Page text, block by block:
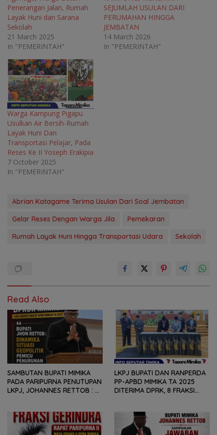
i
n
d
o
)
n
d
o
)
i
n
d
Penerangan Jalan, Rumah
Layak Huni dan Sarana
Sekolah
21 March 2025
In "PEMERINTAH"
SEJUMLAH USULAN DARI
PERUMAHAN HINGGA
JEMBATAN
14 March 2026
In "PEMERINTAH"
Warga Kampung Pigapu
Usulkan Air Bersih-Rumah
Layak Huni Dan
Transportasi Pelajar, Pada
Reses Ke II Yoseph Erakipia
7 October 2025
In "PEMERINTAH"
Abrian Katagame Terima Usulan Dari Soal Jembatan
Gelar Reses Dengan Warga Jila
Pemekaran
Rumah Layak Huni Hingga Transportasi Udara
Sekolah
Read Also
SAMBUTAN BUPATI MIMIKA
PADA PARIPURNA PENUTUPAN
LKPJ, JOHANNES RETTOB :
PENURUNAN FISKAL DAERAH
LKPJ BUPATI DAN RANPERDA
PP-APBD MIMIKA TA 2025
DITERIMA DPRK, 8 FRAKSI
KEPADA PEMERINTAH DAERAH